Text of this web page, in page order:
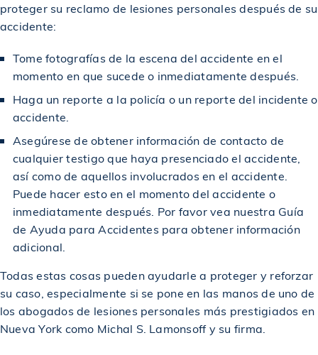
proteger su reclamo de lesiones personales después de su
accidente:
Tome fotografías de la escena del accidente en el
momento en que sucede o inmediatamente después.
Haga un reporte a la policía o un reporte del incidente o
accidente.
Asegúrese de obtener información de contacto de
cualquier testigo que haya presenciado el accidente,
así como de aquellos involucrados en el accidente.
Puede hacer esto en el momento del accidente o
inmediatamente después. Por favor vea nuestra Guía
de Ayuda para Accidentes para obtener información
adicional.
Todas estas cosas pueden ayudarle a proteger y reforzar
su caso, especialmente si se pone en las manos de uno de
los abogados de lesiones personales más prestigiados en
Nueva York como Michal S. Lamonsoff y su firma.